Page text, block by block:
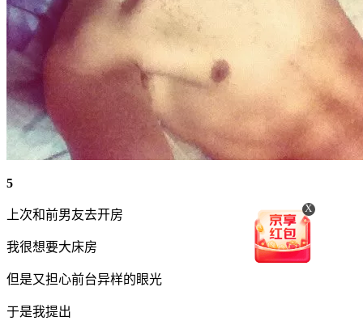
5
上次和前男友去开房
我很想要大床房
但是又担心前台异样的眼光
于是我提出
X